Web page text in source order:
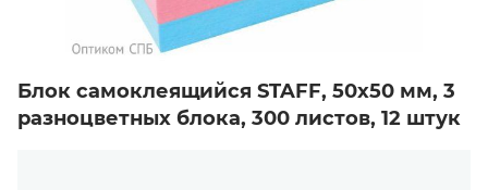
Блок самоклеящийся STAFF, 50х50 мм, 3
разноцветных блока, 300 листов, 12 штук